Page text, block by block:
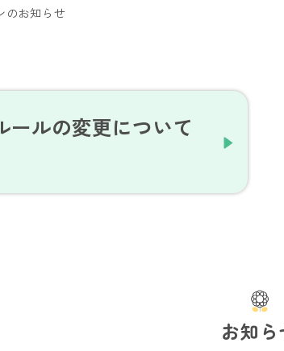
のお知らせ
ールの変更について
お知ら